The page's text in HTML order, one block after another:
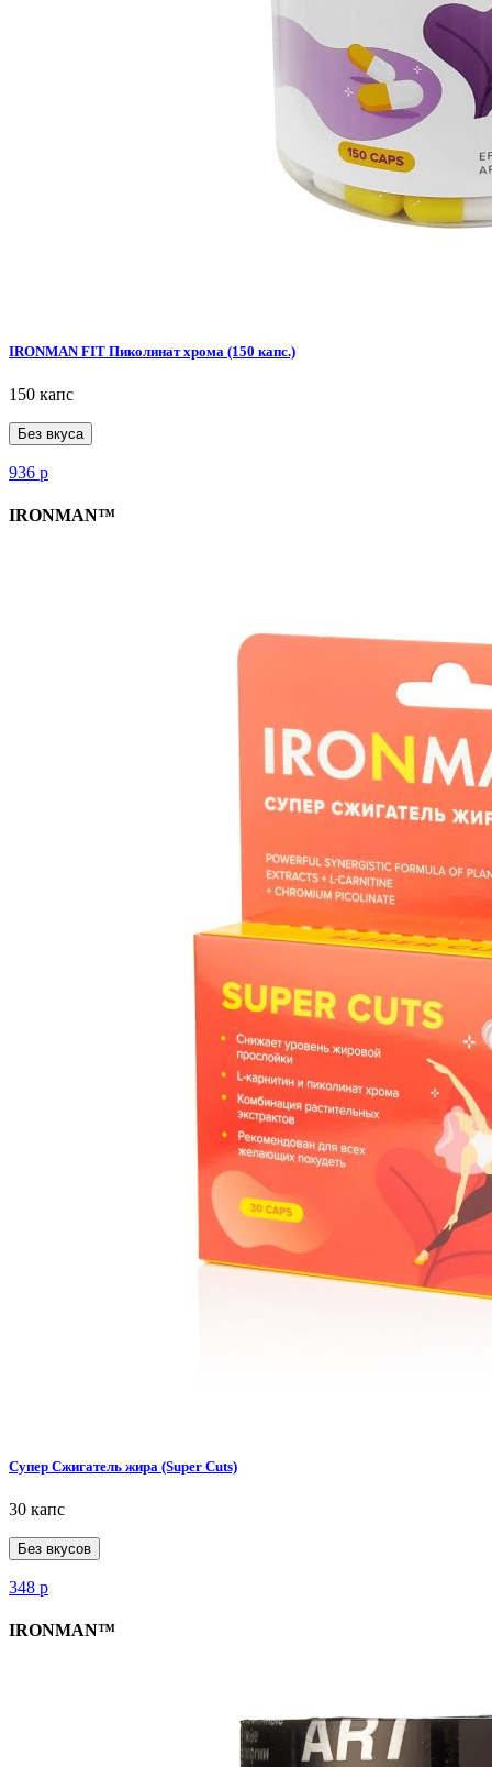
IRONMAN FIT Пиколинат хрома (150 капс.)
150 капс
Без вкуса
936 р
IRONMAN™
Супер Сжигатель жира (Super Cuts)
30 капс
Без вкусов
348 р
IRONMAN™